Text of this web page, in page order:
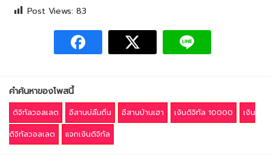
Post Views: 83
คำค้นหาของโพสนี้
ดิจิทัลวอลเลต อีสานบ่ลืมถิ่น อีสานบ้านเฮา เงินดิจิทัล 10000
เงิน
ดิจิทัลวอลเลต
แจกเงินดิจิทัล